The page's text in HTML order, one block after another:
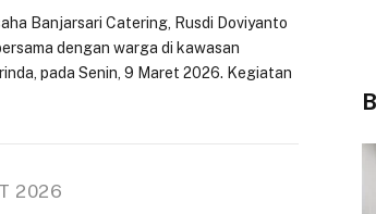
Banjarsari Catering, Rusdi Doviyanto
dengan warga di kawasan
pada Senin, 9 Maret 2026. Kegiatan
2026